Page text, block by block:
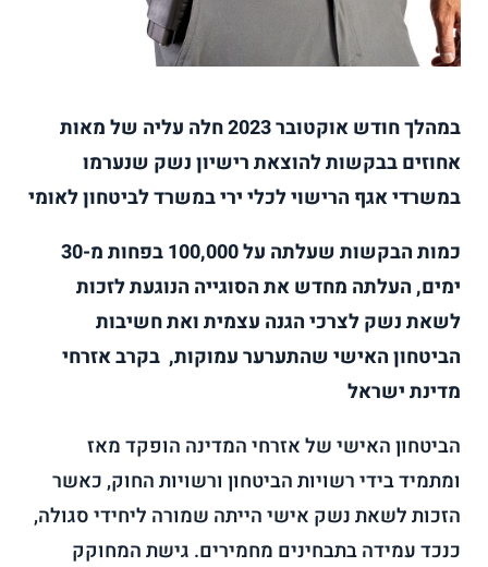
במהלך חודש אוקטובר 2023 חלה עליה של מאות
אחוזים בבקשות להוצאת רישיון נשק שנערמו
במשרדי אגף הרישוי לכלי ירי במשרד לביטחון לאומי
כמות הבקשות שעלתה על 100,000 בפחות מ-30
ימים, העלתה מחדש את הסוגייה הנוגעת לזכות
לשאת נשק לצרכי הגנה עצמית ואת חשיבות
הביטחון האישי שהתערער עמוקות, בקרב אזרחי
מדינת ישראל
הביטחון האישי של אזרחי המדינה הופקד מאז
ומתמיד בידי רשויות הביטחון ורשויות החוק, כאשר
הזכות לשאת נשק אישי הייתה שמורה ליחידי סגולה,
כנכד עמידה בתבחינים מחמירים. גישת המחוקק